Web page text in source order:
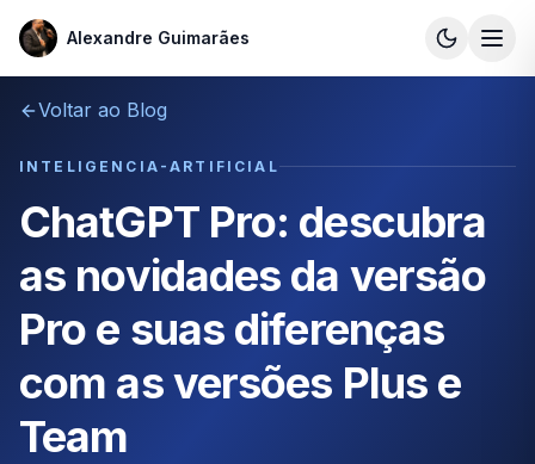
Alexandre Guimarães
Alexandre Guimarães
Voltar ao Blog
INTELIGENCIA-ARTIFICIAL
ChatGPT Pro: descubra
as novidades da versão
Pro e suas diferenças
com as versões Plus e
Team